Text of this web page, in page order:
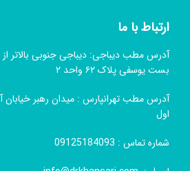
ارتباط با ما
آدرس مطب دیباجی: دیباجی جنوبی بالاتر
بست یوسفی پلاک ۶۲ واحد ۲
اول
شماره تماس :